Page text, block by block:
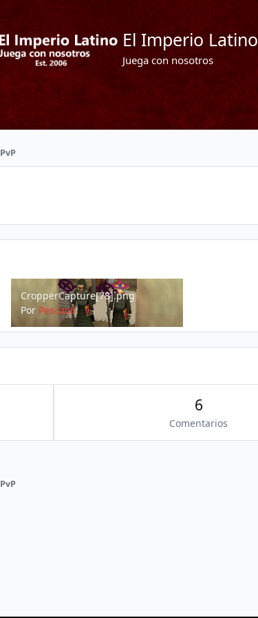
El Imperio Latino
Juega con nosotros
PvP
CropperCapture[78].png
CropperCapture[78].png
Por Pescao6
Comentarios
6
PvP